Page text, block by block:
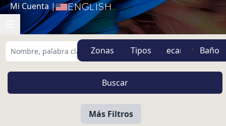
Mi Cuenta | English
Zonas Tipos
Más Filtros